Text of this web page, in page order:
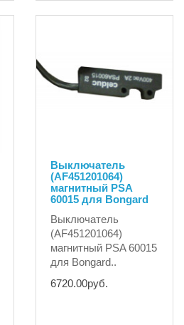
Выключатель
(AF451201064)
магнитный PSA
60015 для Bongard
Выключатель
(AF451201064)
магнитный PSA 60015
для Bongard..
6720.00руб.